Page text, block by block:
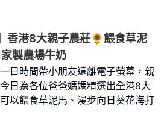
香港8大親子農莊🌻餵食草泥
製農場牛奶
日時間帶小朋友遠離電子螢幕，親
日為各位爸爸媽媽精選出全港8大
以餵食草泥馬、漫步向日葵花海打